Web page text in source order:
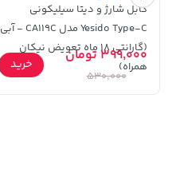
2,679,000 تومان
3,820,000
خرید
کابل شارژ و دیتا سیلیکونی
Yesido Type-C مدل CA119C - آبی
(گارانتی 18 ماه تعویض نیکان
همراه)
399,000 تومان
530,000
خرید